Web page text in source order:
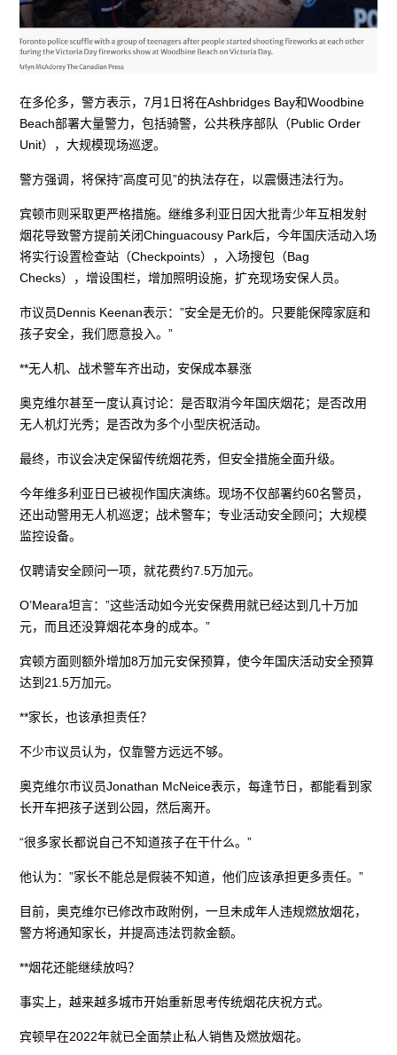
在多伦多，警方表示，7月1日将在Ashbridges Bay和Woodbine
Beach部署大量警力，包括骑警，公共秩序部队（Public Order
Unit），大规模现场巡逻。
警方强调，将保持”高度可见”的执法存在，以震慑违法行为。
宾顿市则采取更严格措施。继维多利亚日因大批青少年互相发射
烟花导致警方提前关闭Chinguacousy Park后，今年国庆活动入场
将实行设置检查站（Checkpoints），入场搜包（Bag
Checks），增设围栏，增加照明设施，扩充现场安保人员。
市议员Dennis Keenan表示：”安全是无价的。只要能保障家庭和
孩子安全，我们愿意投入。”
**无人机、战术警车齐出动，安保成本暴涨
奥克维尔甚至一度认真讨论：是否取消今年国庆烟花；是否改用
无人机灯光秀；是否改为多个小型庆祝活动。
最终，市议会决定保留传统烟花秀，但安全措施全面升级。
今年维多利亚日已被视作国庆演练。现场不仅部署约60名警员，
还出动警用无人机巡逻；战术警车；专业活动安全顾问；大规模
监控设备。
仅聘请安全顾问一项，就花费约7.5万加元。
O’Meara坦言：”这些活动如今光安保费用就已经达到几十万加
元，而且还没算烟花本身的成本。”
宾顿方面则额外增加8万加元安保预算，使今年国庆活动安全预算
达到21.5万加元。
**家长，也该承担责任？
不少市议员认为，仅靠警方远远不够。
奥克维尔市议员Jonathan McNeice表示，每逢节日，都能看到家
长开车把孩子送到公园，然后离开。
“很多家长都说自己不知道孩子在干什么。”
他认为：”家长不能总是假装不知道，他们应该承担更多责任。”
目前，奥克维尔已修改市政附例，一旦未成年人违规燃放烟花，
警方将通知家长，并提高违法罚款金额。
**烟花还能继续放吗？
事实上，越来越多城市开始重新思考传统烟花庆祝方式。
宾顿早在2022年就已全面禁止私人销售及燃放烟花。